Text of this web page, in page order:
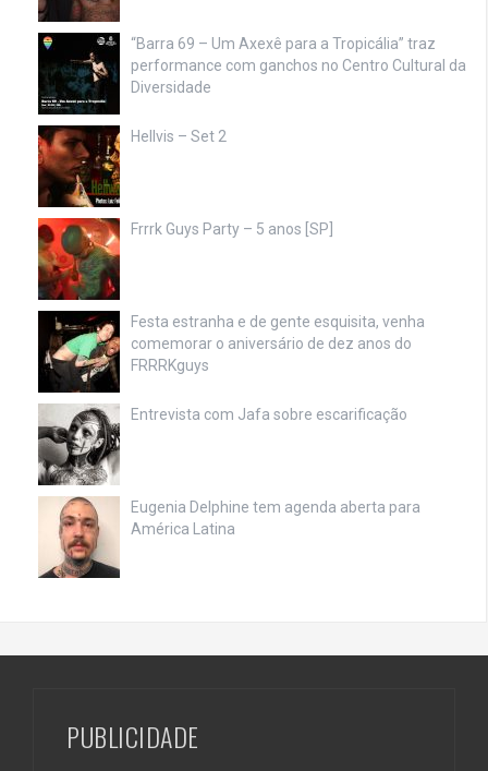
“Barra 69 – Um Axexê para a Tropicália” traz
performance com ganchos no Centro Cultural da
Diversidade
Hellvis – Set 2
Frrrk Guys Party – 5 anos [SP]
Festa estranha e de gente esquisita, venha
comemorar o aniversário de dez anos do
FRRRKguys
Entrevista com Jafa sobre escarificação
Eugenia Delphine tem agenda aberta para
América Latina
PUBLICIDADE